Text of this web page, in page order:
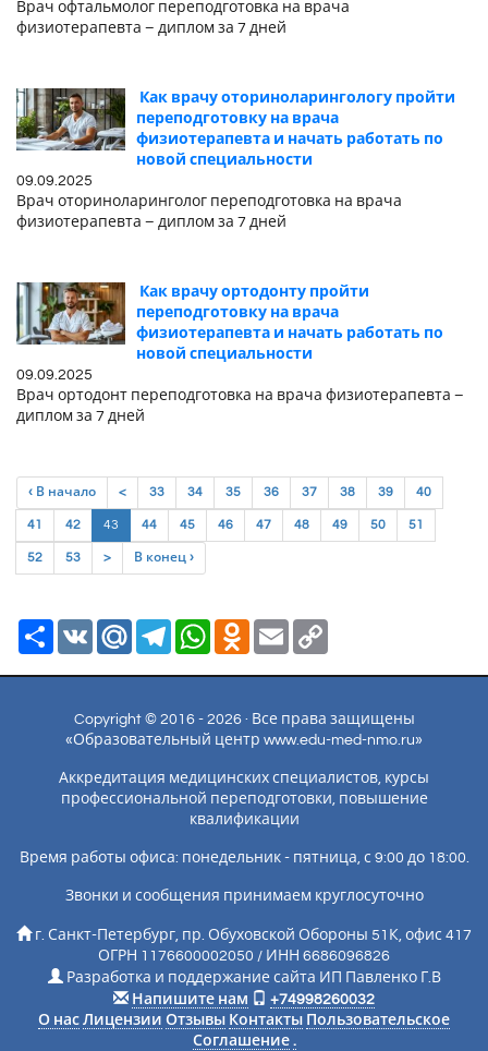
Врач офтальмолог переподготовка на врача
физиотерапевта – диплом за 7 дней
Как врачу оториноларингологу пройти
переподготовку на врача
физиотерапевта и начать работать по
новой специальности
09.09.2025
Врач оториноларинголог переподготовка на врача
физиотерапевта – диплом за 7 дней
Как врачу ортодонту пройти
переподготовку на врача
физиотерапевта и начать работать по
новой специальности
09.09.2025
Врач ортодонт переподготовка на врача физиотерапевта –
диплом за 7 дней
‹ В начало < 33 34 35 36 37 38 39 40
41 42 43 (current)
44 45 46 47 48 49 50 51
52 53 > В конец ›
РесурсVK Mail.Ru TelegramWhatsAppOdnoklassniki
Email
Copyright © 2016 - 2026 · Все права защищены
«Образовательный центр www.edu-med-nmo.ru»
Аккредитация медицинских специалистов, курсы
профессиональной переподготовки, повышение
квалификации
Время работы офиса: понедельник - пятница, с 9:00 до 18:00.
Звонки и сообщения принимаем круглосуточно
г. Санкт-Петербург, пр. Обуховской Обороны 51К, офис 417
ОГРН 1176600002050 / ИНН 6686096826
Разработка и поддержание сайта ИП Павленко Г.В
Напишите нам
+74998260032
О нас Лицензии Отзывы Контакты Пользовательское
Соглашение .